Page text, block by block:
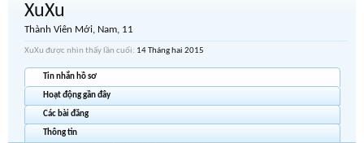
XuXu
Thành Viên Mới, Nam, 11
XuXu được nhìn thấy lần cuối: 14 Tháng hai 2015
Tin nhắn hồ sơ
Hoạt động gần đây
Các bài đăng
Thông tin